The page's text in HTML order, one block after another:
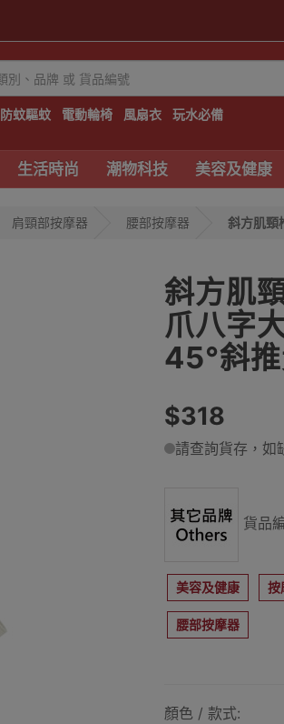
防蚊驅蚊 電動輪椅 風扇衣 玩水必備
生活時尚 潮物科技 美容及健康
肩頸部按摩器 腰部按摩器 斜方肌頸
斜方肌
爪八字
45°斜
$318
請查詢貨存，如
貨品
美容及健康 按
腰部按摩器
顏色 / 款式: